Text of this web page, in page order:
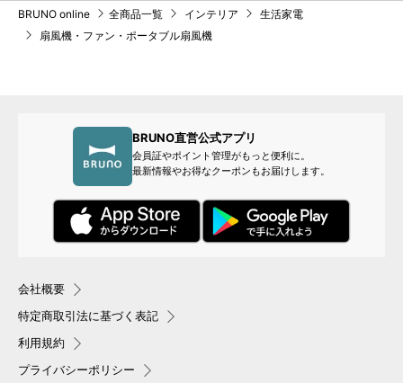
BRUNO online 全商品一覧 インテリア
生活家電
扇風機・ファン・ポータブル扇風機
BRUNO直営公式アプリ
会員証やポイント管理がもっと便利に。
最新情報やお得なクーポンもお届けします。
会社概要
特定商取引法に基づく表記
利用規約
プライバシーポリシー